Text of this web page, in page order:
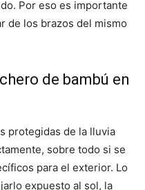
Por eso es importante
de los brazos del mismo
de bambú en
protegidas de la lluvia
sobre todo si se
para el exterior. Lo
expuesto al sol, la